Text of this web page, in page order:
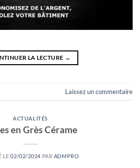
LA LECTURE →
Laissez un commentaire
ACTUALITÉS
en Grès Cérame
LE02/02/2024 PAR ADMPRO